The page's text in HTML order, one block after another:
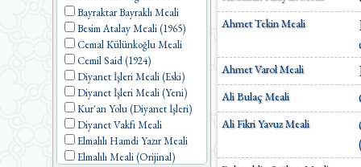
Bayraktar Bayraklı Meali
Besim Atalay Meali (1965)
Cemal Külünkoğlu Meali
Cemil Said (1924)
Diyanet İşleri Meali (Eski)
Diyanet İşleri Meali (Yeni)
Kur'an Yolu (Diyanet İşleri)
Diyanet Vakfı Meali
Elmalılı Hamdi Yazır Meali
Elmalılı Meali (Orijinal)
Ahmet Tekin Meali
Ahmet Varol Meali
Ali Bulaç Meali
Ali Fikri Yavuz Meali